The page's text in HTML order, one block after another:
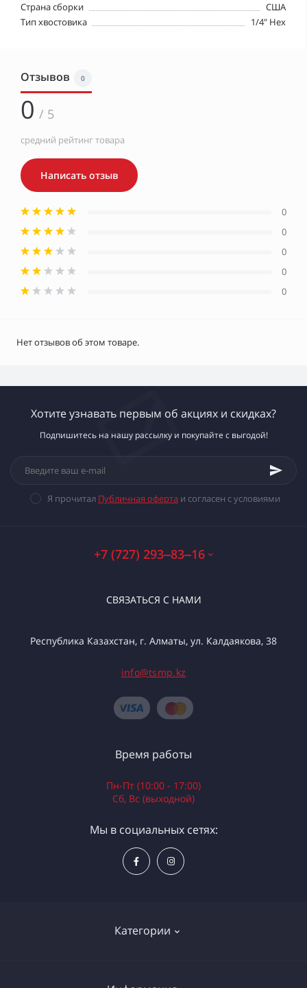
Страна сборки
США
Тип хвостовика
1/4" Hex
Отзывов 0
0 / 5
средний рейтинг товара
Написать отзыв
0
0
0
0
0
Нет отзывов об этом товаре.
Хотите узнавать первым об акциях и скидках?
Подпишитесь на нашу рассылку и покупайте с выгодой!
Я прочитал Публичная оферта и согласен с условиями
+7 (727) 293‒83‒16
СВЯЗАТЬСЯ С НАМИ
Республика Казахстан, г. Алматы, ул. Калдаякова, 38
info@tsmp.kz
Категории
Электроинструменты
Время работы
Пн-Пт (10:00 - 17:00)
Сб, Вс (выходной)
Мы в социальных сетях: